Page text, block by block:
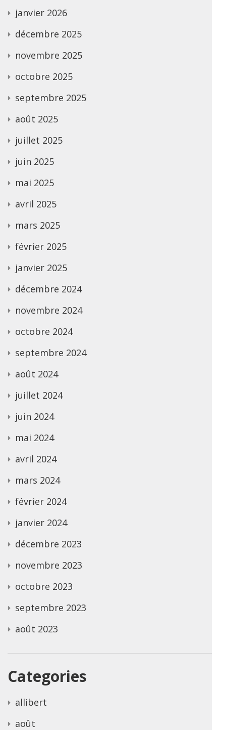
janvier 2026
décembre 2025
novembre 2025
octobre 2025
septembre 2025
août 2025
juillet 2025
juin 2025
mai 2025
avril 2025
mars 2025
février 2025
janvier 2025
décembre 2024
novembre 2024
octobre 2024
septembre 2024
août 2024
juillet 2024
juin 2024
mai 2024
avril 2024
mars 2024
février 2024
janvier 2024
décembre 2023
novembre 2023
octobre 2023
septembre 2023
août 2023
Categories
allibert
août